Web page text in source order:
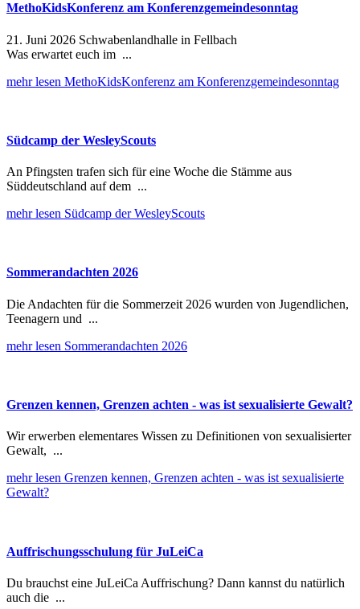
MethoKidsKonferenz am Konferenzgemeindesonntag
21. Juni 2026 Schwabenlandhalle in Fellbach
Was erwartet euch im ...
mehr lesen MethoKidsKonferenz am Konferenzgemeindesonntag
Südcamp der WesleyScouts
An Pfingsten trafen sich für eine Woche die Stämme aus
Süddeutschland auf dem ...
mehr lesen Südcamp der WesleyScouts
Sommerandachten 2026
Die Andachten für die Sommerzeit 2026 wurden von Jugendlichen,
Teenagern und ...
mehr lesen Sommerandachten 2026
Grenzen kennen, Grenzen achten - was ist sexualisierte Gewalt?
Wir erwerben elementares Wissen zu Definitionen von sexualisierter
Gewalt, ...
mehr lesen Grenzen kennen, Grenzen achten - was ist sexualisierte
Gewalt?
Auffrischungsschulung für JuLeiCa
Du brauchst eine JuLeiCa Auffrischung? Dann kannst du natürlich
auch die ...